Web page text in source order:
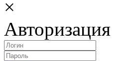
×
Авторизация